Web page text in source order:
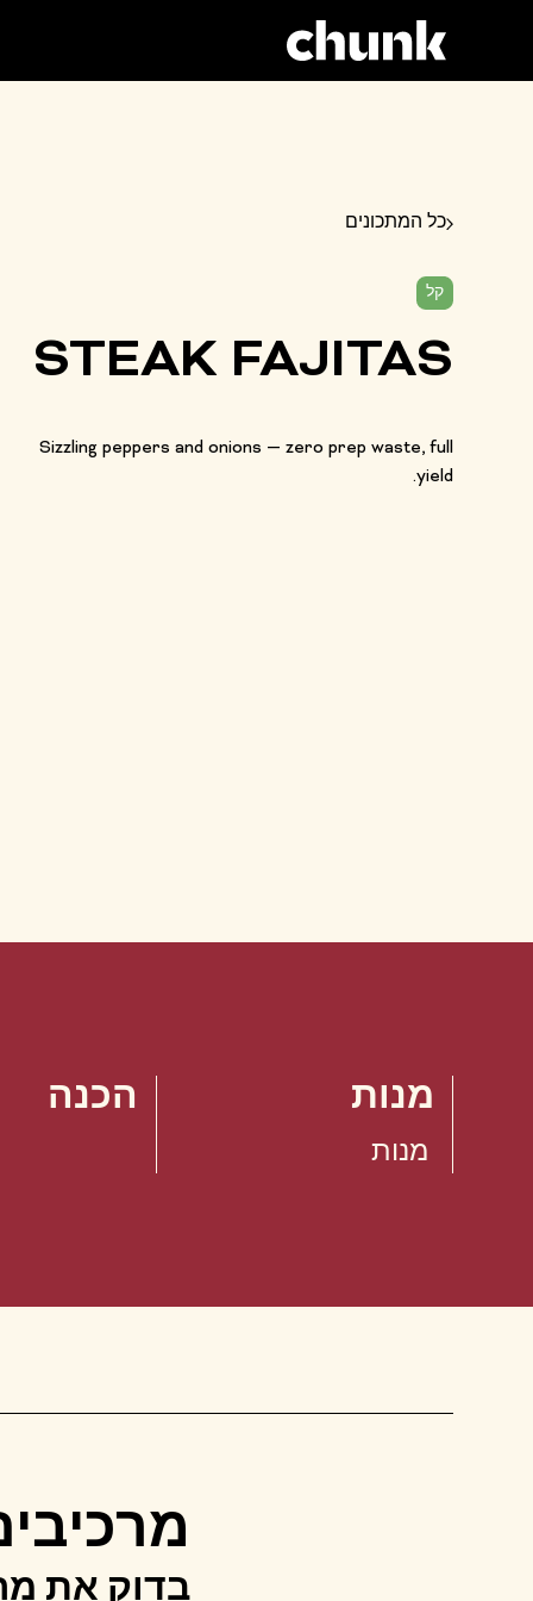
כל המתכונים
קל
STEAK FAJITAS
Sizzling peppers and onions — zero prep waste, full
yield.
מנות
מנות
הכנה
בדוק את